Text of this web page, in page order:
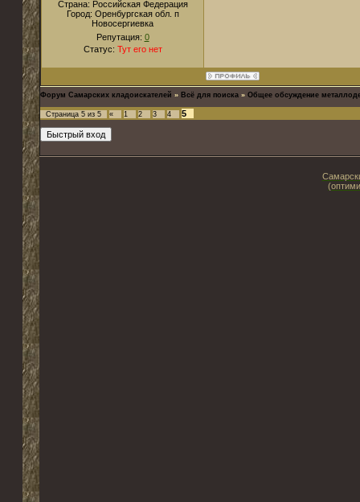
Страна: Российская Федерация
Город: Оренбургская обл. п
Новосергиевка
Репутация: 0
Статус: Тут его нет
Форум Самарских кладоискателей » Всё для поиска » Общее обсуждение
Страница 5 из 5 « 1 2 3 4 5